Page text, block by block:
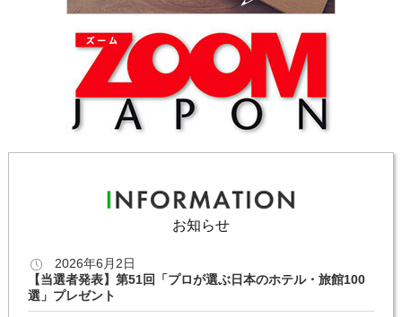
お知らせ
2026年6月2日
【当選者発表】第51回「プロが選ぶ日本のホテル・旅館100
選」プレゼント